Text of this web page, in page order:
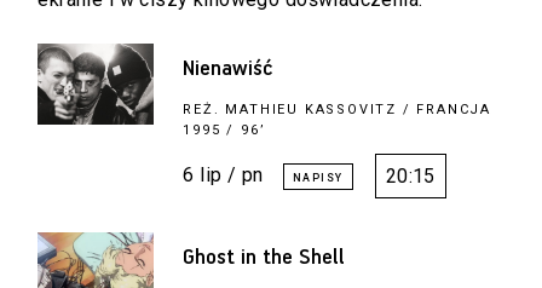
Nienawiść
REŻ. MATHIEU KASSOVITZ / FRANCJA
1995 / 96’
6 lip / pn 20:15
Ghost in the Shell